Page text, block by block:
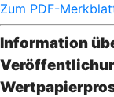
Zum PDF-
Information